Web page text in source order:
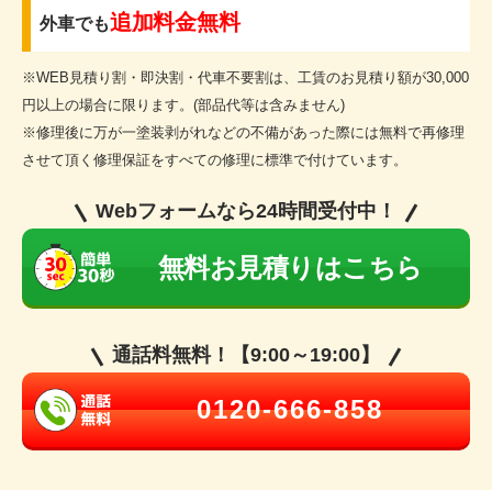
外車でも追加料金無料
※WEB見積り割・即決割・代車不要割は、工賃のお見積り額が30,000
円以上の場合に限ります。(部品代等は含みません)
※修理後に万が一塗装剥がれなどの不備があった際には無料で再修理
させて頂く修理保証をすべての修理に標準で付けています。
Webフォームなら24時間受付中！
無料お見積りはこちら
通話料無料！【9:00～19:00】
0120-666-858